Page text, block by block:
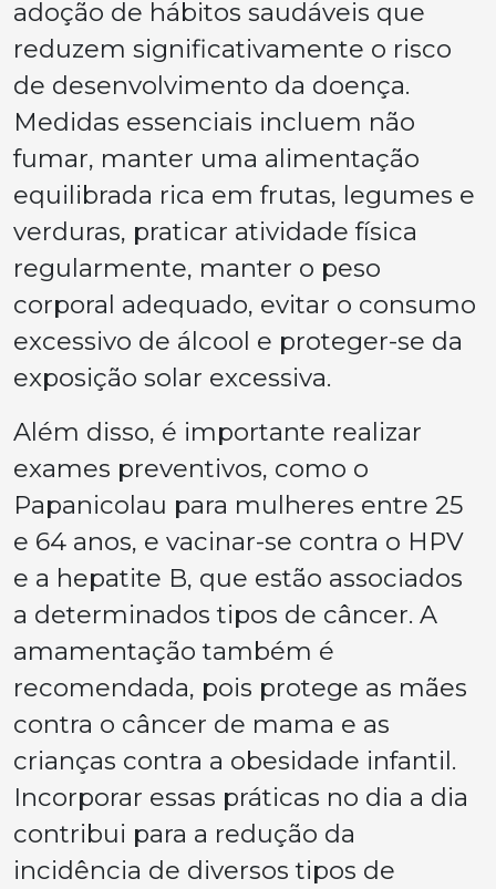
adoção de hábitos saudáveis que
reduzem significativamente o risco
de desenvolvimento da doença.
Medidas essenciais incluem não
fumar, manter uma alimentação
equilibrada rica em frutas, legumes e
verduras, praticar atividade física
regularmente, manter o peso
corporal adequado, evitar o consumo
excessivo de álcool e proteger-se da
exposição solar excessiva.
Além disso, é importante realizar
exames preventivos, como o
Papanicolau para mulheres entre 25
e 64 anos, e vacinar-se contra o HPV
e a hepatite B, que estão associados
a determinados tipos de câncer. A
amamentação também é
recomendada, pois protege as mães
contra o câncer de mama e as
crianças contra a obesidade infantil.
Incorporar essas práticas no dia a dia
contribui para a redução da
incidência de diversos tipos de